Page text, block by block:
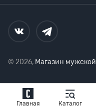
Главная Каталог
© 2026, Магазин